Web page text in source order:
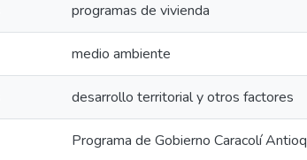
programas de vivienda
medio ambiente
desarrollo territorial y otros factores
Programa de Gobierno Caracolí